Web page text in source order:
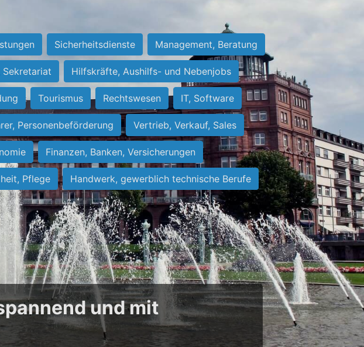
Sicherheitsdienste Management, Beratung
Sekretariat Hilfskräfte, Aushilfs- und Nebenjobs
Tourismus Rechtswesen IT, Software
Personenbeförderung Vertrieb, Verkauf, Sales
Finanzen, Banken, Versicherungen
Pflege Handwerk, gewerblich technische Berufe
und mit